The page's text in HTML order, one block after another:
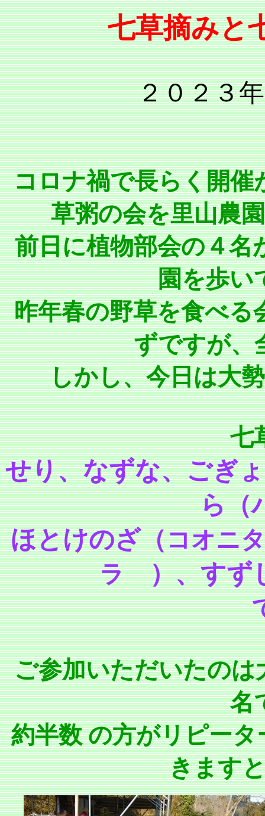
七草摘みと
２０２３
コロナ禍で長らく開催
草粥の会を里山農
前日に植物部会の４名
園を歩い
昨年春の野草を食べる
ずですが、
しかし、今日は大
七
せり、なずな、ごぎ
ら（
ほとけのざ（コオニ
ラ）、すず
ご参加いただいたのは
名
約半数 の方がリピー
きます